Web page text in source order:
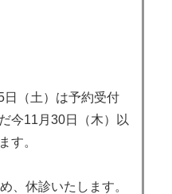
日（土）は予約受付
今11月30日（木）以
す。
、休診いたします。